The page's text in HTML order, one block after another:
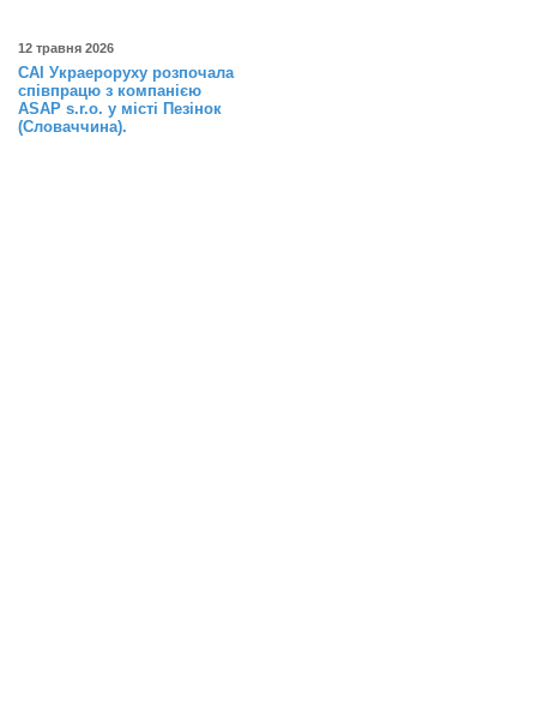
12 травня 2026
САІ Украероруху розпочала
співпрацю з компанією
ASAP s.r.o. у місті Пезінок
(Словаччина).